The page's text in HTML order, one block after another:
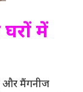
में
और मैंगनीज